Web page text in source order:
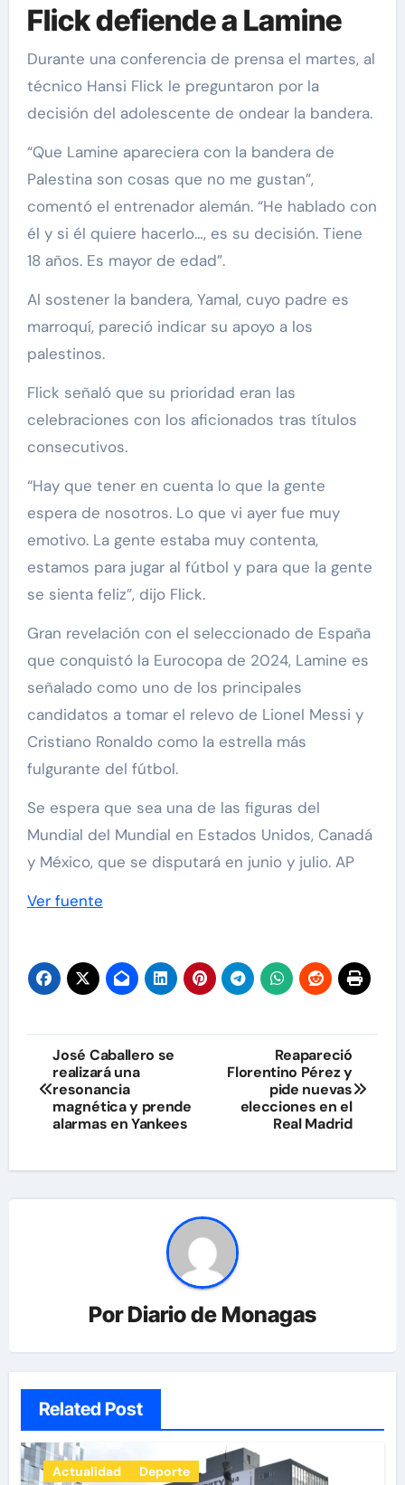
Flick defiende a Lamine
Durante una conferencia de prensa el martes, al
técnico Hansi Flick le preguntaron por la
decisión del adolescente de ondear la bandera.
“Que Lamine apareciera con la bandera de
Palestina son cosas que no me gustan”,
comentó el entrenador alemán. “He hablado con
él y si él quiere hacerlo…, es su decisión. Tiene
18 años. Es mayor de edad”.
Al sostener la bandera, Yamal, cuyo padre es
marroquí, pareció indicar su apoyo a los
palestinos.
Flick señaló que su prioridad eran las
celebraciones con los aficionados tras títulos
consecutivos.
“Hay que tener en cuenta lo que la gente
espera de nosotros. Lo que vi ayer fue muy
emotivo. La gente estaba muy contenta,
estamos para jugar al fútbol y para que la gente
se sienta feliz”, dijo Flick.
Gran revelación con el seleccionado de España
que conquistó la Eurocopa de 2024, Lamine es
señalado como uno de los principales
candidatos a tomar el relevo de Lionel Messi y
Cristiano Ronaldo como la estrella más
fulgurante del fútbol.
Se espera que sea una de las figuras del
Mundial del Mundial en Estados Unidos, Canadá
y México, que se disputará en junio y julio. AP
Ver fuente
Navegación
de
entradas
José Caballero se
realizará una
resonancia
magnética y prende
alarmas en Yankees
Reapareció
Florentino Pérez y
pide nuevas
elecciones en el
Real Madrid
PorDiario de Monagas
Related Post
Actualidad Deporte